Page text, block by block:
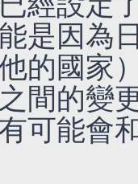
是因為
的國家
間的變
可能會